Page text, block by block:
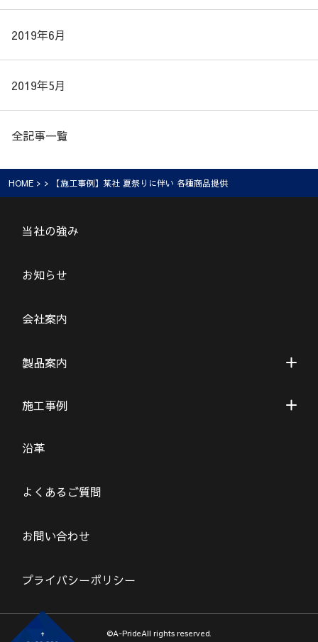
2019年6月
2019年5月
全記事一覧
HOME > > 【施工事例】某社 夏祭りに伴い 各種商品提供
当社の強み
お知らせ
会社案内
製品案内
施工事例
沿革
よくあるご質問
お問い合わせ
プライバシーポリシー
©A-PrideAll rights reserved.